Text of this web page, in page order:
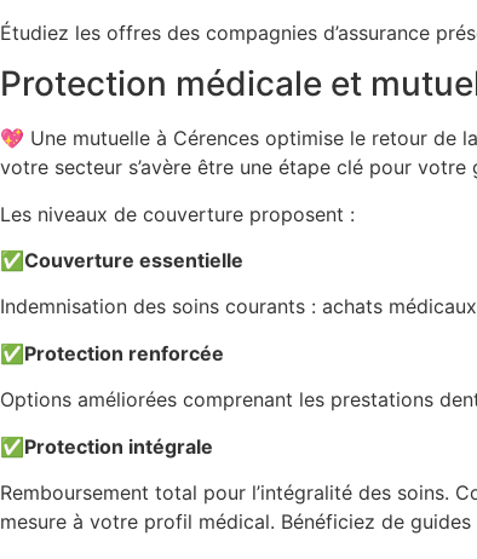
Étudiez les offres des compagnies d’assurance
Protection médicale et
💖 Une mutuelle à Cérences optimise le retour de
votre secteur s’avère être une étape clé pour
Les niveaux de couverture proposent :
✅Couverture essentielle
Indemnisation des soins courants : achats
✅Protection renforcée
Options améliorées comprenant les prestations
✅Protection intégrale
Remboursement total pour l’intégralité des soins.
mesure à votre profil médical. Bénéficiez de